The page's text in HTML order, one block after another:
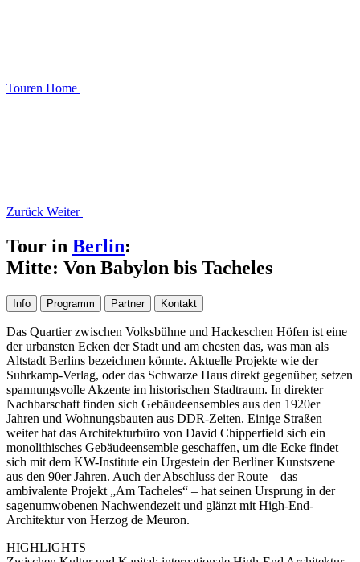
Touren Home
Zurück Weiter
Tour in Berlin:
Mitte: Von Babylon bis Tacheles
Info Programm Partner Kontakt
Das Quartier zwischen Volksbühne und Hackeschen Höfen ist eine
der urbansten Ecken der Stadt und am ehesten das, was man als
Altstadt Berlins bezeichnen könnte. Aktuelle Projekte wie der
Suhrkamp-Verlag, oder das Schwarze Haus direkt gegenüber, setzen
spannungsvolle Akzente im historischen Stadtraum. In direkter
Nachbarschaft finden sich Gebäudeensembles aus den 1920er
Jahren und Wohnungsbauten aus DDR-Zeiten. Einige Straßen
weiter hat das Architekturbüro von David Chipperfield sich ein
monolithisches Gebäudeensemble geschaffen, um die Ecke findet
sich mit dem KW-Institute ein Urgestein der Berliner Kunstszene
aus den 90er Jahren. Auch der Abschluss der Route – das
ambivalente Projekt „Am Tacheles“ – hat seinen Ursprung in der
sagenumwobenen Nachwendezeit und glänzt mit High-End-
Architektur von Herzog de Meuron.
HIGHLIGHTS